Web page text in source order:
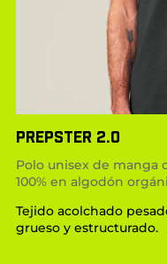
PREPSTER 2.0
Polo unisex de manga
100% en algodón
Tejido acolchado
grueso y estructurado.